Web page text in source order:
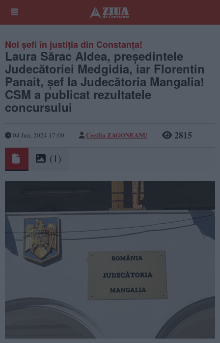
Noi șefi în justiția din Constanța!
Laura Sărac Aldea, președintele
Judecătoriei Medgidia, iar Florentin
Panait, șef la Judecătoria Mangalia!
CSM a publicat rezultatele
concursului
04 Jun, 2024 17:00 Cecilia ZAGONEANU 2815
(1)